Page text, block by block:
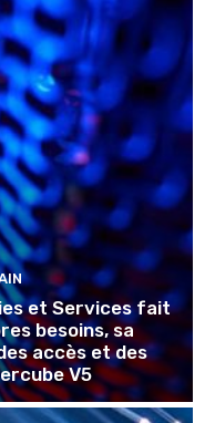
et Services fait
besoins, sa
accès et des
V5